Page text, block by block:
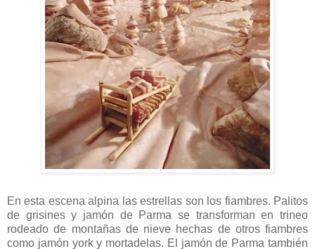
En esta escena alpina las estrellas son los fiambres. Palitos
de grisines y jamón de Parma se transforman en trineo
rodeado de montañas de nieve hechas de otros fiambres
como jamón york y mortadelas. El jamón de Parma también